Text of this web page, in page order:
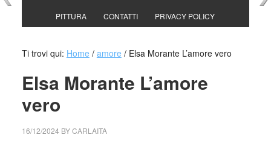
PITTURA CONTATTI PRIVACY POLICY
Ti trovi qui: Home / amore /Elsa Morante L’amore vero
Elsa Morante L’amore
vero
16/12/2024 BYCARLAITA